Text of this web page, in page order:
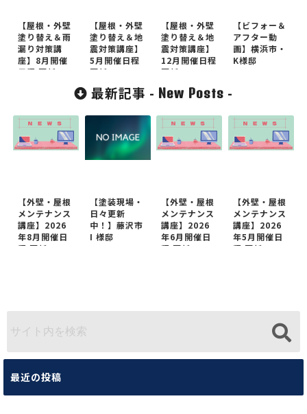
【屋根・外壁
塗り替え＆雨
漏り対策講
座】8月開催
日程 更新
【屋根・外壁
塗り替え＆地
震対策講座】
5月開催日程
更新
【屋根・外壁
塗り替え＆地
震対策講座】
12月開催日程
更新
【ビフォー＆
アフター動
画】横浜市・
K様邸
最新記事 - New Posts -
【外壁・屋根
メンテナンス
講座】2026
年8月開催日
程 更新
【塗装現場・
日々更新
中！】藤沢市
I 様邸
【外壁・屋根
メンテナンス
講座】2026
年6月開催日
程 更新
【外壁・屋根
メンテナンス
講座】2026
年5月開催日
程 更新
最近の投稿